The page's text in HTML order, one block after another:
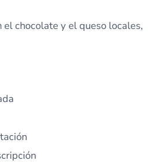
el chocolate y el queso locales,